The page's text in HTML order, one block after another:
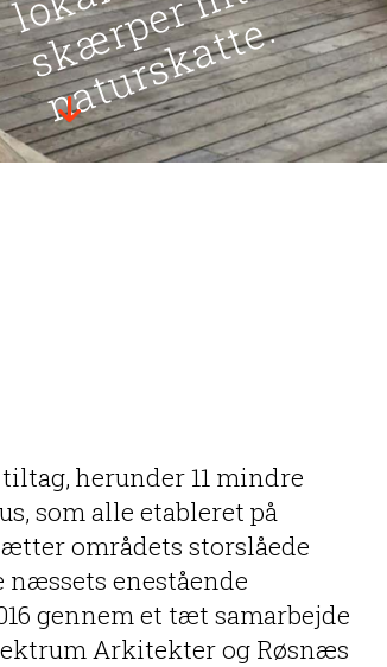
.
herunder 11 mindre
som alle etableret på
områdets storslåede
enestående
gennem et tæt samarbejde
Arkitekter og Røsnæs